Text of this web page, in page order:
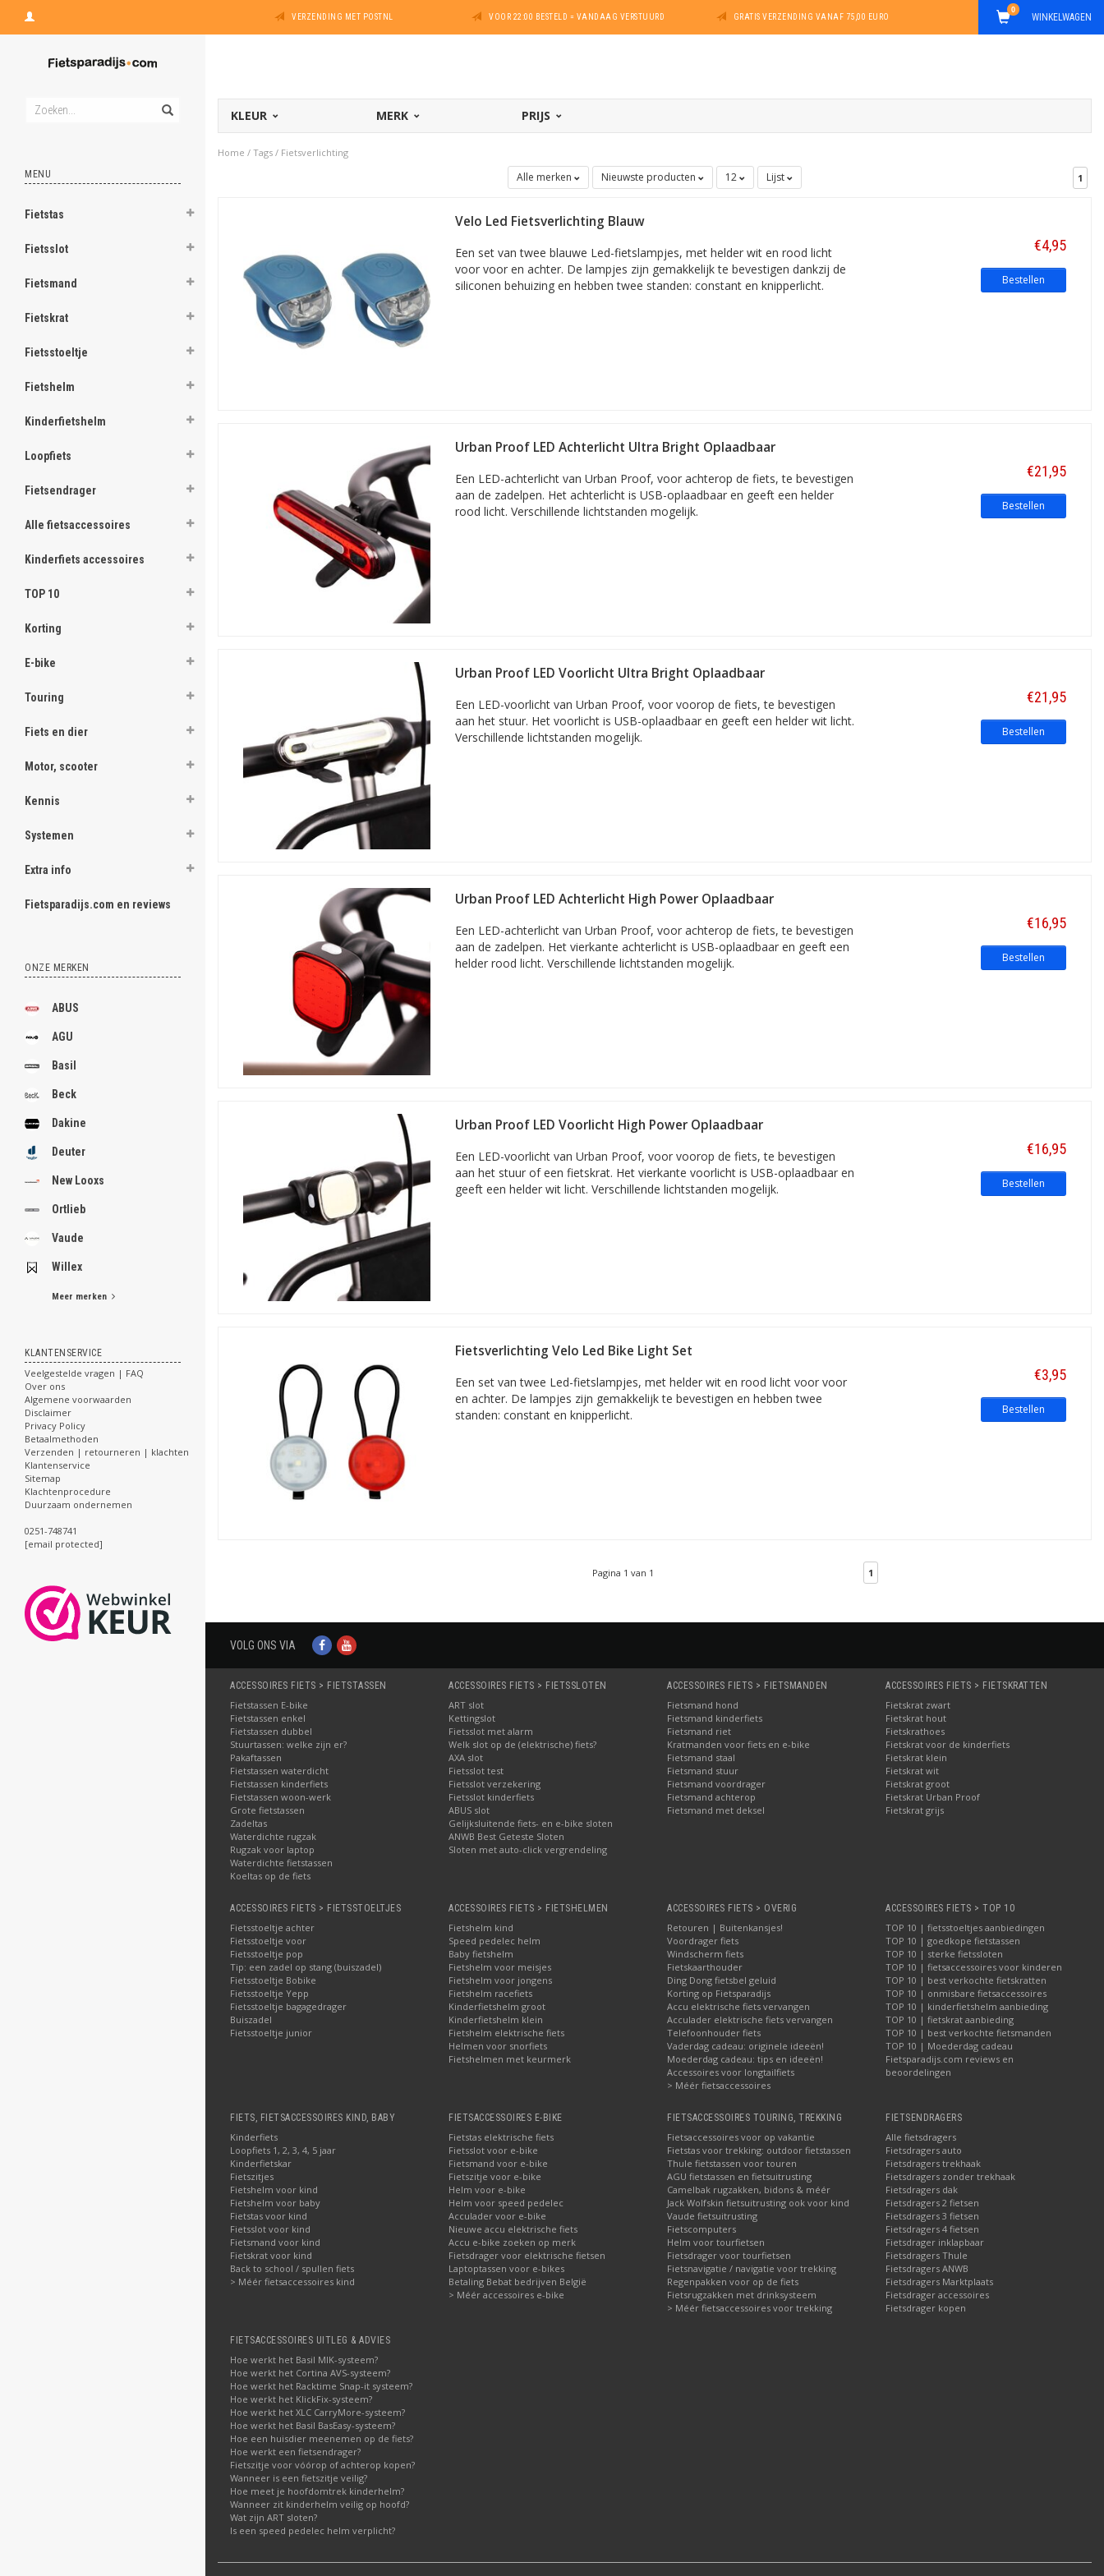
VERZENDING MET POSTNL VOOR 22:00 BESTELD = VANDAAG VERSTUURD GRATIS VERZENDING VANAF 75,00 EURO WINKELWAGEN
0
MENU
Fietstas
Fietsslot
Fietsmand
Fietskrat
Fietsstoeltje
Fietshelm
Kinderfietshelm
Loopfiets
Fietsendrager
Alle fietsaccessoires
Kinderfiets accessoires
TOP 10
Korting
E-bike
Touring
Fiets en dier
Motor, scooter
Kennis
Systemen
Extra info
Fietsparadijs.com en reviews
ONZE MERKEN
ABUS
AGU
Basil
Beck
Dakine
Deuter
New Looxs
Ortlieb
Vaude
Willex
Meer merken
KLANTENSERVICE
Veelgestelde vragen | FAQ
Over ons
Algemene voorwaarden
Disclaimer
Privacy Policy
Betaalmethoden
Verzenden | retourneren | klachten
Klantenservice
Sitemap
Klachtenprocedure
Duurzaam ondernemen
0251-748741
[email protected]
KLEUR MERK PRIJS
Home / Tags / Fietsverlichting
Alle merken Nieuwste producten 12 Lijst 1
Velo Led Fietsverlichting Blauw
Een set van twee blauwe Led-fietslampjes, met helder wit en rood licht
voor voor en achter. De lampjes zijn gemakkelijk te bevestigen dankzij de
siliconen behuizing en hebben twee standen: constant en knipperlicht.
€4,95
Bestellen
Urban Proof LED Achterlicht Ultra Bright Oplaadbaar
Een LED-achterlicht van Urban Proof, voor achterop de fiets, te bevestigen
aan de zadelpen. Het achterlicht is USB-oplaadbaar en geeft een helder
rood licht. Verschillende lichtstanden mogelijk.
€21,95
Bestellen
Urban Proof LED Voorlicht Ultra Bright Oplaadbaar
Een LED-voorlicht van Urban Proof, voor voorop de fiets, te bevestigen
aan het stuur. Het voorlicht is USB-oplaadbaar en geeft een helder wit licht.
Verschillende lichtstanden mogelijk.
€21,95
Bestellen
Urban Proof LED Achterlicht High Power Oplaadbaar
Een LED-achterlicht van Urban Proof, voor achterop de fiets, te bevestigen
aan de zadelpen. Het vierkante achterlicht is USB-oplaadbaar en geeft een
helder rood licht. Verschillende lichtstanden mogelijk.
€16,95
Bestellen
Urban Proof LED Voorlicht High Power Oplaadbaar
Een LED-voorlicht van Urban Proof, voor voorop de fiets, te bevestigen
aan het stuur of een fietskrat. Het vierkante voorlicht is USB-oplaadbaar en
geeft een helder wit licht. Verschillende lichtstanden mogelijk.
€16,95
Bestellen
Fietsverlichting Velo Led Bike Light Set
Een set van twee Led-fietslampjes, met helder wit en rood licht voor voor
en achter. De lampjes zijn gemakkelijk te bevestigen en hebben twee
standen: constant en knipperlicht.
€3,95
Bestellen
Pagina 1 van 1 1
VOLG ONS VIA
ACCESSOIRES FIETS > FIETSTASSEN
Fietstassen E-bike
Fietstassen enkel
Fietstassen dubbel
Stuurtassen: welke zijn er?
Pakaftassen
Fietstassen waterdicht
Fietstassen kinderfiets
Fietstassen woon-werk
Grote fietstassen
Zadeltas
Waterdichte rugzak
Rugzak voor laptop
Waterdichte fietstassen
Koeltas op de fiets
ACCESSOIRES FIETS > FIETSSLOTEN
ART slot
Kettingslot
Fietsslot met alarm
Welk slot op de (elektrische) fiets?
AXA slot
Fietsslot test
Fietsslot verzekering
Fietsslot kinderfiets
ABUS slot
Gelijksluitende fiets- en e-bike sloten
ANWB Best Geteste Sloten
Sloten met auto-click vergrendeling
ACCESSOIRES FIETS > FIETSMANDEN
Fietsmand hond
Fietsmand kinderfiets
Fietsmand riet
Kratmanden voor fiets en e-bike
Fietsmand staal
Fietsmand stuur
Fietsmand voordrager
Fietsmand achterop
Fietsmand met deksel
ACCESSOIRES FIETS > FIETSKRATTEN
Fietskrat zwart
Fietskrat hout
Fietskrathoes
Fietskrat voor de kinderfiets
Fietskrat klein
Fietskrat wit
Fietskrat groot
Fietskrat Urban Proof
Fietskrat grijs
ACCESSOIRES FIETS > FIETSSTOELTJES
Fietsstoeltje achter
Fietsstoeltje voor
Fietsstoeltje pop
Tip: een zadel op stang (buiszadel)
Fietsstoeltje Bobike
Fietsstoeltje Yepp
Fietsstoeltje bagagedrager
Buiszadel
Fietsstoeltje junior
ACCESSOIRES FIETS > FIETSHELMEN
Fietshelm kind
Speed pedelec helm
Baby fietshelm
Fietshelm voor meisjes
Fietshelm voor jongens
Fietshelm racefiets
Kinderfietshelm groot
Kinderfietshelm klein
Fietshelm elektrische fiets
Helmen voor snorfiets
Fietshelmen met keurmerk
ACCESSOIRES FIETS > OVERIG
Retouren | Buitenkansjes!
Voordrager fiets
Windscherm fiets
Fietskaarthouder
Ding Dong fietsbel geluid
Korting op Fietsparadijs
Accu elektrische fiets vervangen
Acculader elektrische fiets vervangen
Telefoonhouder fiets
Vaderdag cadeau: originele ideeën!
Moederdag cadeau: tips en ideeën!
Accessoires voor longtailfiets
> Méér fietsaccessoires
ACCESSOIRES FIETS > TOP 10
TOP 10 | fietsstoeltjes aanbiedingen
TOP 10 | goedkope fietstassen
TOP 10 | sterke fietssloten
TOP 10 | fietsaccessoires voor kinderen
TOP 10 | best verkochte fietskratten
TOP 10 | onmisbare fietsaccessoires
TOP 10 | kinderfietshelm aanbieding
TOP 10 | fietskrat aanbieding
TOP 10 | best verkochte fietsmanden
TOP 10 | Moederdag cadeau
Fietsparadijs.com reviews en
beoordelingen
FIETS, FIETSACCESSOIRES KIND, BABY
Kinderfiets
Loopfiets 1, 2, 3, 4, 5 jaar
Kinderfietskar
Fietszitjes
Fietshelm voor kind
Fietshelm voor baby
Fietstas voor kind
Fietsslot voor kind
Fietsmand voor kind
Fietskrat voor kind
Back to school / spullen fiets
> Méér fietsaccessoires kind
FIETSACCESSOIRES E-BIKE
Fietstas elektrische fiets
Fietsslot voor e-bike
Fietsmand voor e-bike
Fietszitje voor e-bike
Helm voor e-bike
Helm voor speed pedelec
Acculader voor e-bike
Nieuwe accu elektrische fiets
Accu e-bike zoeken op merk
Fietsdrager voor elektrische fietsen
Laptoptassen voor e-bikes
Betaling Bebat bedrijven België
> Méér accessoires e-bike
FIETSACCESSOIRES TOURING, TREKKING
Fietsaccessoires voor op vakantie
Fietstas voor trekking: outdoor fietstassen
Thule fietstassen voor touren
AGU fietstassen en fietsuitrusting
Camelbak rugzakken, bidons & méér
Jack Wolfskin fietsuitrusting ook voor kind
Vaude fietsuitrusting
Fietscomputers
Helm voor tourfietsen
Fietsdrager voor tourfietsen
Fietsnavigatie / navigatie voor trekking
Regenpakken voor op de fiets
Fietsrugzakken met drinksysteem
> Méér fietsaccessoires voor trekking
FIETSENDRAGERS
Alle fietsdragers
Fietsdragers auto
Fietsdragers trekhaak
Fietsdragers zonder trekhaak
Fietsdragers dak
Fietsdragers 2 fietsen
Fietsdragers 3 fietsen
Fietsdragers 4 fietsen
Fietsdrager inklapbaar
Fietsdragers Thule
Fietsdragers ANWB
Fietsdragers Marktplaats
Fietsdrager accessoires
Fietsdrager kopen
FIETSACCESSOIRES UITLEG & ADVIES
Hoe werkt het Basil MIK-systeem?
Hoe werkt het Cortina AVS-systeem?
Hoe werkt het Racktime Snap-it systeem?
Hoe werkt het KlickFix-systeem?
Hoe werkt het XLC CarryMore-systeem?
Hoe werkt het Basil BasEasy-systeem?
Hoe een huisdier meenemen op de fiets?
Hoe werkt een fietsendrager?
Fietszitje voor vóórop of achterop kopen?
Wanneer is een fietszitje veilig?
Hoe meet je hoofdomtrek kinderhelm?
Wanneer zit kinderhelm veilig op hoofd?
Wat zijn ART sloten?
Is een speed pedelec helm verplicht?